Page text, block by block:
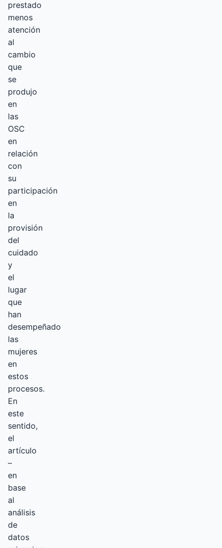
prestado
menos
atención
al
cambio
que
se
produjo
en
las
OSC
en
relación
con
su
participación
en
la
provisión
del
cuidado
y
el
lugar
que
han
desempeñado
las
mujeres
en
estos
procesos.
En
este
sentido,
el
artículo
–
en
base
al
análisis
de
datos